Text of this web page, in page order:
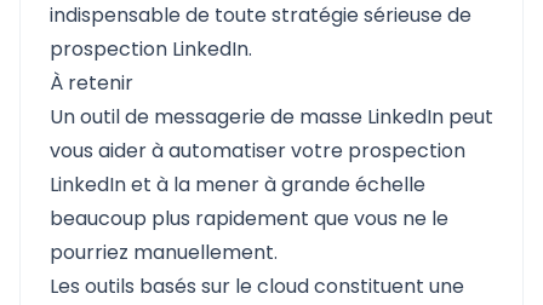
indispensable de toute stratégie sérieuse de
prospection LinkedIn.
À retenir
Un outil de messagerie de masse LinkedIn peut
vous aider à automatiser votre prospection
LinkedIn et à la mener à grande échelle
beaucoup plus rapidement que vous ne le
pourriez manuellement.
Les outils basés sur le cloud constituent une